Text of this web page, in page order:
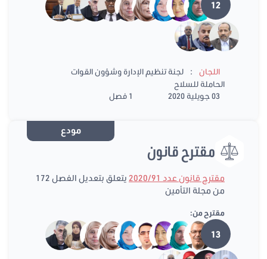
12
اللجان :
لجنة تنظيم الإدارة وشؤون القوات
الحاملة للسلاح
03 جويلية 2020
1 فصل
مودع
مقترح قانون
مقترح قانون عدد 2020/91
يتعلق بتعديل الفصل 172
من مجلة التأمين
مقترح من:
13